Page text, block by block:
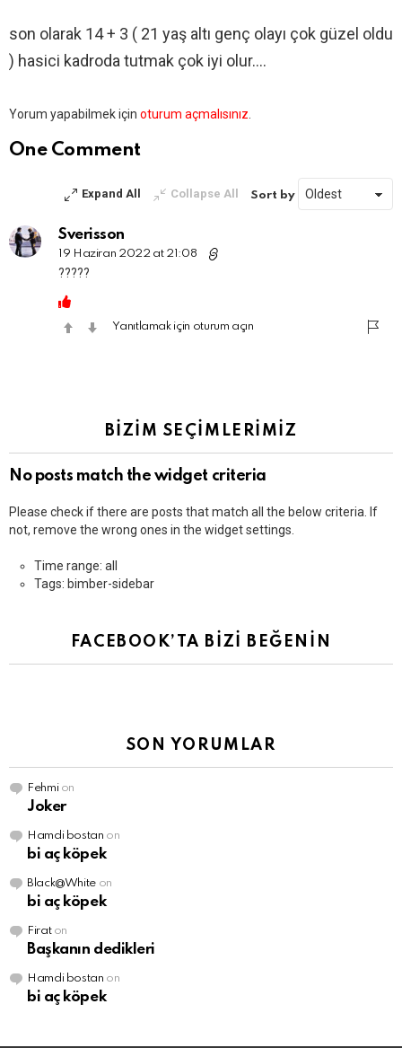
son olarak 14 + 3 ( 21 yaş altı genç olayı çok güzel oldu
) hasici kadroda tutmak çok iyi olur….
Bir
yazın
Yorum yapabilmek için oturum açmalısınız.
One Comment
Expand All Collapse All Sort by
Sverisson
19 Haziran 2022 at 21:08
?????
Yanıtlamak için oturum açın
BİZİM SEÇİMLERİMİZ
No posts match the widget criteria
Please check if there are posts that match all the below criteria. If
not, remove the wrong ones in the widget settings.
Time range: all
Tags: bimber-sidebar
FACEBOOK’TA BİZİ BEĞENİN
SON YORUMLAR
Fehmion
Joker
Hamdi bostan on
bi aç köpek
Black@White on
bi aç köpek
Firaton
Başkanın dedikleri
Hamdi bostan on
bi aç köpek